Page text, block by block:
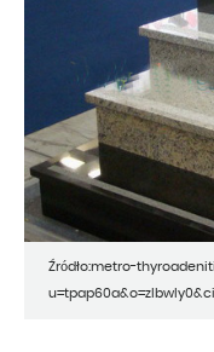
Źródło:metro-